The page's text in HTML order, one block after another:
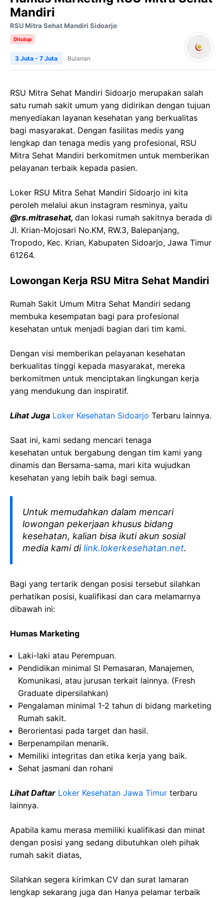
Mandiri
RSU Mitra Sehat Mandiri Sidoarjo
Ditutup
3 Juta - 7 Juta Bulanan
RSU Mitra Sehat Mandiri Sidoarjo merupakan salah
satu rumah sakit umum yang didirikan dengan tujuan
menyediakan layanan kesehatan yang berkualitas
bagi masyarakat. Dengan fasilitas medis yang
lengkap dan tenaga medis yang profesional, RSU
Mitra Sehat Mandiri berkomitmen untuk memberikan
pelayanan terbaik kepada pasien.
Loker RSU Mitra Sehat Mandiri Sidoarjo ini kita
peroleh melalui akun instagram resminya, yaitu
@rs.mitrasehat, dan lokasi rumah sakitnya berada di
Jl. Krian-Mojosari No.KM, RW.3, Balepanjang,
Tropodo, Kec. Krian, Kabupaten Sidoarjo, Jawa Timur
61264.
Lowongan Kerja RSU Mitra Sehat Mandiri
Rumah Sakit Umum Mitra Sehat Mandiri sedang
membuka kesempatan bagi para profesional
kesehatan untuk menjadi bagian dari tim kami.
Dengan visi memberikan pelayanan kesehatan
berkualitas tinggi kepada masyarakat, mereka
berkomitmen untuk menciptakan lingkungan kerja
yang mendukung dan inspiratif.
Lihat Juga Loker Kesehatan Sidoarjo Terbaru lainnya.
Saat ini, kami sedang mencari tenaga
kesehatan untuk bergabung dengan tim kami yang
dinamis dan Bersama-sama, mari kita wujudkan
kesehatan yang lebih baik bagi semua.
Untuk memudahkan dalam mencari
lowongan pekerjaan khusus bidang
kesehatan, kalian bisa ikuti akun sosial
media kami dilink.lokerkesehatan.net.
Bagi yang tertarik dengan posisi tersebut silahkan
perhatikan posisi, kualifikasi dan cara melamarnya
dibawah ini:
Humas Marketing
Laki-laki atau Perempuan.
Pendidikan minimal Sl Pemasaran, Manajemen,
Komunikasi, atau jurusan terkait lainnya. (Fresh
Graduate dipersilahkan)
Pengalaman minimal 1-2 tahun di bidang marketing
Rumah sakit.
Berorientasi pada target dan hasil.
Berpenampilan menarik.
Memiliki integritas dan etika kerja yang baik.
Sehat jasmani dan rohani
Lihat Daftar Loker Kesehatan Jawa Timur terbaru
lainnya.
Apabila kamu merasa memiliki kualifikasi dan minat
dengan posisi yang sedang dibutuhkan oleh pihak
rumah sakit diatas,
Silahkan segera kirimkan CV dan surat lamaran
lengkap sekarang juga dan Hanya pelamar terbaik